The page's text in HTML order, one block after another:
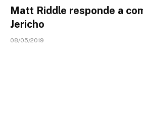
Matt Riddle responde a
Jericho
08/05/2019